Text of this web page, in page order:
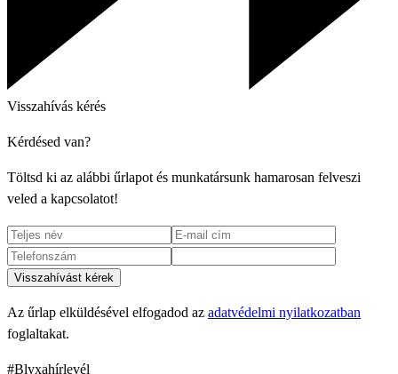
Visszahívás kérés
Kérdésed van?
Töltsd ki az alábbi űrlapot és munkatársunk hamarosan felveszi
veled a kapcsolatot!
Visszahívást kérek
Az űrlap elküldésével elfogadod az adatvédelmi nyilatkozatban
foglaltakat.
#Blyxahírlevél